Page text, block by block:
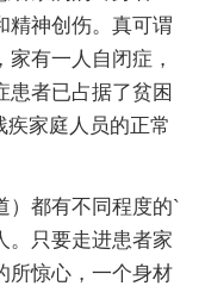
精神创伤。真可谓
有一人自闭症，
患者已占据了贫困
疾家庭人员的正常
都有不同程度的`
。只要走进患者家
所惊心，一个身材